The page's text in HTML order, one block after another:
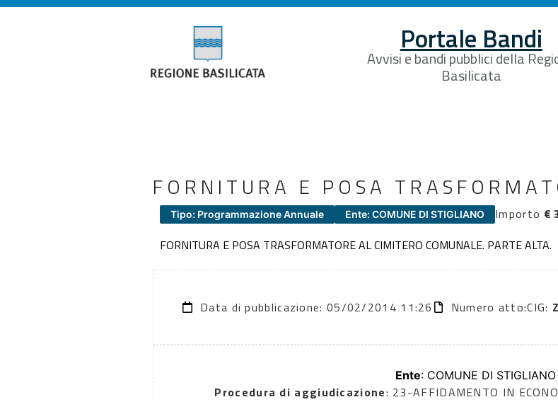
Portale Bandi
Avvisi e bandi pubblici della
Basilicata
FORNITURA E POSA
Tipo: Programmazione Annuale Ente: COMUNE DI STIGLIANO Importo €
FORNITURA E POSA TRASFORMATORE AL CIMITERO COMUNALE. PARTE ALTA.
Data di pubblicazione: 05/02/2014 11:26 Numero atto:CIG:
Ente: COMUNE DI STIGLIANO
Procedura di aggiudicazione: 23-AFFIDAMENTO IN